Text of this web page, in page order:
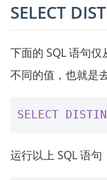
SELECT
下面的 SQL 语句
不同的值，也就是
SELECT
运行以上 SQL 语句